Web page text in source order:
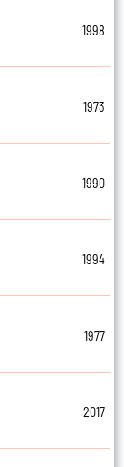
1998
1973
1990
1994
1977
2017